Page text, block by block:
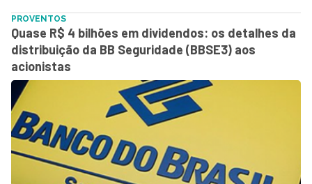
PROVENTOS
Quase R$ 4 bilhões em dividendos: os detalhes da
distribuição da BB Seguridade (BBSE3) aos
acionistas